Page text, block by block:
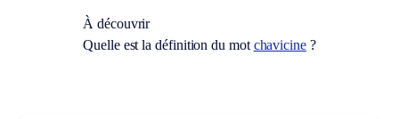
À découvrir
Quelle est la définition du mot chavicine?